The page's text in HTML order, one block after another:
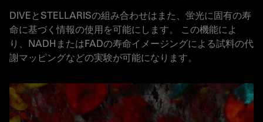
DIVEとSTELLARISの組み合わせはまた、蛍光に固有の寿
命に基づく情報の使用を可能にします。 この機能によ
り、NADHまたはFADの寿命イメージングによる試料の代
謝マッピングなどの実験が可能になります。